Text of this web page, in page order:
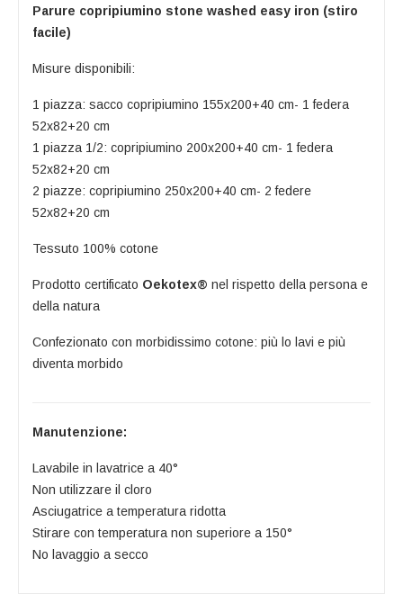
Parure copripiumino stone washed easy iron (stiro
facile)
Misure disponibili:
1 piazza: sacco copripiumino 155x200+40 cm- 1 federa
52x82+20 cm
1 piazza 1/2: copripiumino 200x200+40 cm- 1 federa
52x82+20 cm
2 piazze: copripiumino 250x200+40 cm- 2 federe
52x82+20 cm
Tessuto 100% cotone
Prodotto certificato Oekotex® nel rispetto della persona e
della natura
Confezionato con morbidissimo cotone: più lo lavi e più
diventa morbido
Manutenzione:
Lavabile in lavatrice a 40°
Non utilizzare il cloro
Asciugatrice a temperatura ridotta
Stirare con temperatura non superiore a 150°
No lavaggio a secco